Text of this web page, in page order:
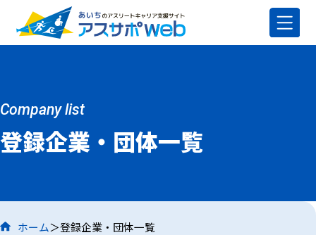
Company list
登録企業・団体一覧
ホーム 登録企業・団体一覧